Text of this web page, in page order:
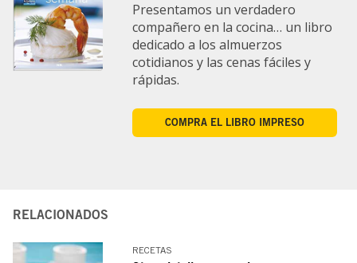
Presentamos un verdadero
compañero en la cocina… un libro
dedicado a los almuerzos
cotidianos y las cenas fáciles y
rápidas.
COMPRA EL LIBRO IMPRESO
RELACIONADOS
RECETAS